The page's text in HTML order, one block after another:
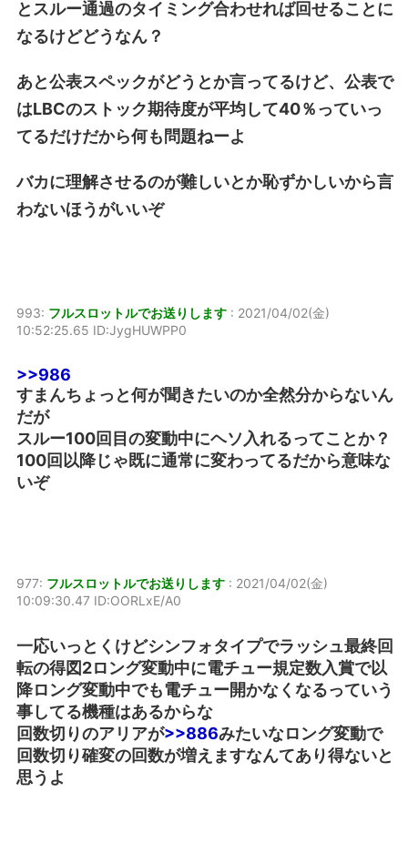
とスルー通過のタイミング合わせれば回せることに
なるけどどうなん？
あと公表スペックがどうとか言ってるけど、公表で
はLBCのストック期待度が平均して40％っていっ
てるだけだから何も問題ねーよ
バカに理解させるのが難しいとか恥ずかしいから言
わないほうがいいぞ
993: フルスロットルでお送りします : 2021/04/02(金)
10:52:25.65 ID:JygHUWPP0
>>986
すまんちょっと何が聞きたいのか全然分からないん
だが
スルー100回目の変動中にヘソ入れるってことか？
100回以降じゃ既に通常に変わってるだから意味な
いぞ
977: フルスロットルでお送りします : 2021/04/02(金)
10:09:30.47 ID:OORLxE/A0
一応いっとくけどシンフォタイプでラッシュ最終回
転の得図2ロング変動中に電チュー規定数入賞で以
降ロング変動中でも電チュー開かなくなるっていう
事してる機種はあるからな
回数切りのアリアが>>886みたいなロング変動で
回数切り確変の回数が増えますなんてあり得ないと
思うよ